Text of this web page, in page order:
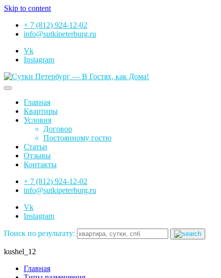
Skip to content
+ 7 (812) 924-12-02
info@sutkipeterburg.ru
Vk
Instagram
Главная
Квартиры
Условия
Договор
Постоянному гостю
Статьи
Отзывы
Контакты
+ 7 (812) 924-12-02
info@sutkipeterburg.ru
Vk
Instagram
Поиск по результату:
kushel_12
Главная